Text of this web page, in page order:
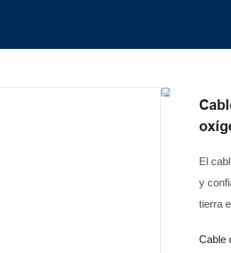
El
y
tierra
Cable